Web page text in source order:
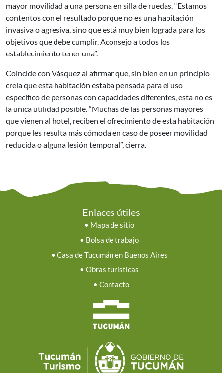
mayor movilidad a una persona en silla de ruedas. “Estamos
contentos con el resultado porque no es una habitación
invasiva o agresiva, sino que está muy bien lograda para los
objetivos que debe cumplir. Aconsejo a todos los
establecimiento tener una”.
Coincide con Vásquez al afirmar que, sin bien en un principio
creía que esta habitación estaba pensada para el uso
específico de personas con capacidades diferentes, esta no es
la única utilidad posible. “Muchas de las personas mayores
que vienen al hotel, reciben el ofrecimiento de esta habitación
porque les resulta más cómoda en caso de poseer movilidad
reducida o alguna lesión temporal”, cierra.
Enlaces útiles
• Mapa de sitio
• Bolsa de trabajo
• Casa de Tucumán en Buenos Aires
• Obras turísticas
• Contacto